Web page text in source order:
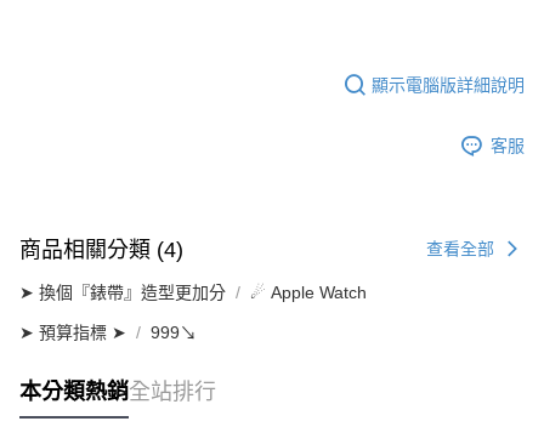
顯示電腦版詳細說明
客服
商品相關分類 (4) 查看全部
➤ 換個『錶帶』造型更加分 ☄ Apple Watch
➤ 預算指標 ➤ 999↘
本分類熱銷全站排行